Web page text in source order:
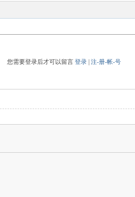
您需要登录后才可以留言登录 |注-册-帐-号